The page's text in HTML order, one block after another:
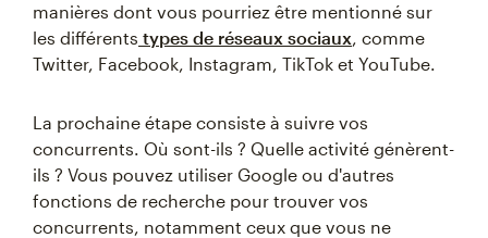
manières dont vous pourriez être mentionné sur
les différents types de réseaux sociaux, comme
Twitter, Facebook, Instagram, TikTok et YouTube.
La prochaine étape consiste à suivre vos
concurrents. Où sont-ils ? Quelle activité génèrent-
ils ? Vous pouvez utiliser Google ou d'autres
fonctions de recherche pour trouver vos
concurrents, notamment ceux que vous ne